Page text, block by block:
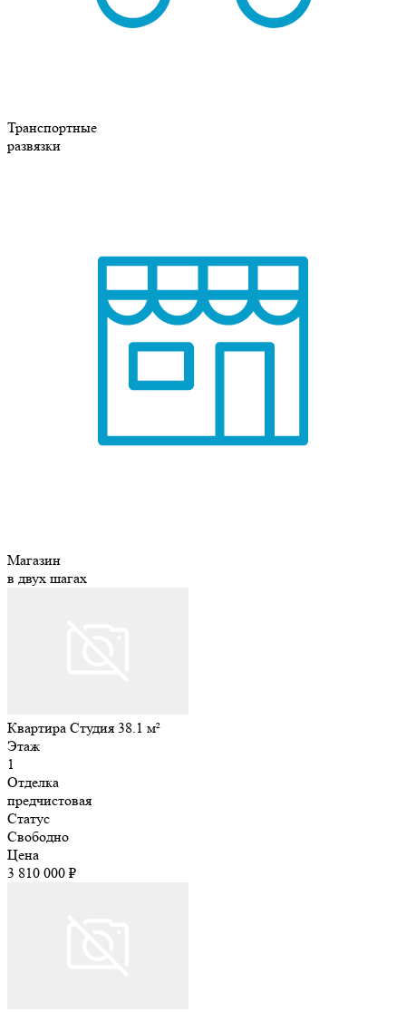
Транспортные
развязки
Магазин
в двух шагах
Квартира Студия 38.1 м²
Этаж
1
Отделка
предчистовая
Статус
Свободно
Цена
3 810 000 ₽